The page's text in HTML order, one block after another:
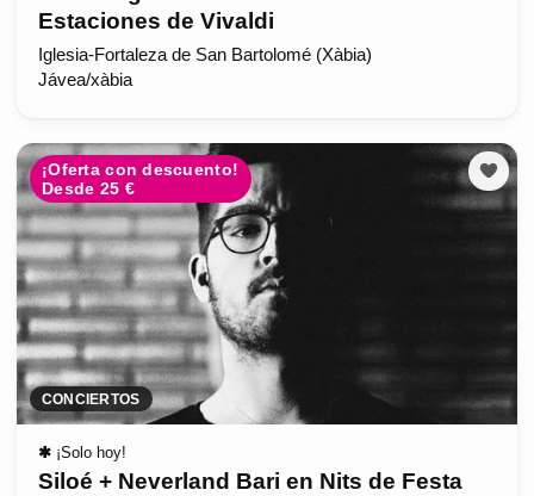
Estaciones de Vivaldi
Iglesia-Fortaleza de San Bartolomé (Xàbia)
Jávea/xàbia
¡Oferta con descuento!
Desde 25 €
CONCIERTOS
✱ ¡Solo hoy!
Siloé + Neverland Bari en Nits de Festa